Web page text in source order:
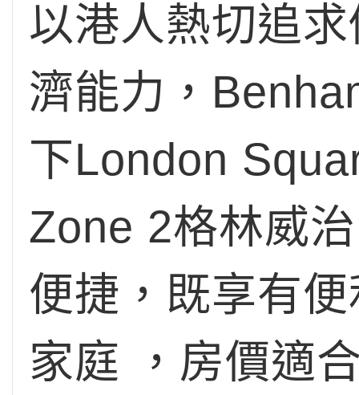
以港人熱切追
濟能力，
下London
Zone 2格林威
便捷，既享有
家庭 ，房價適